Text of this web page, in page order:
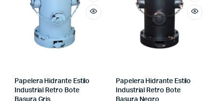
Papelera Hidrante Estilo
Industrial Retro Bote
Basura Gris
Papelera Hidrante Estilo
Industrial Retro Bote
Basura Negro